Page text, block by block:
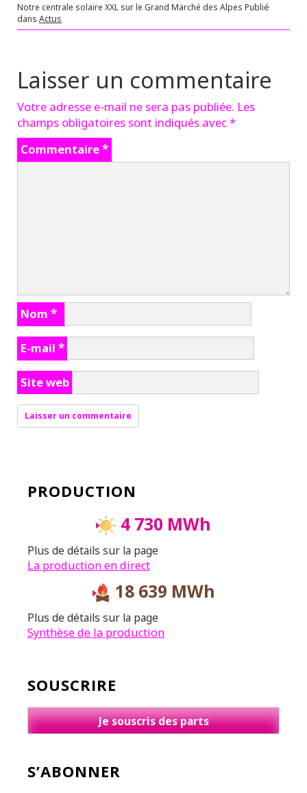
Notre centrale solaire XXL sur le Grand Marché des Alpes Publié
dans Actus
Laisser un commentaire
Votre adresse e-mail ne sera pas publiée. Les
champs obligatoires sont indiqués avec*
Commentaire*
Nom *
E-mail *
Site web
PRODUCTION
4 730 MWh
Plus de détails sur la page
La production en direct
18 639 MWh
Plus de détails sur la page
Synthèse de la production
SOUSCRIRE
Je souscris des parts
S’ABONNER